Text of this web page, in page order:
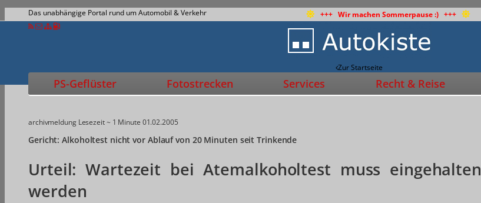
Das unabhängige Portal rund um Automobil & Verkehr +++ Wir machen Sommerpause :) +++
Zur Startseite
PS-Geflüster Fotostrecken Services Recht & Reise
archivmeldung Lesezeit ~ 1 Minute 01.02.2005
Gericht: Alkoholtest nicht vor Ablauf von 20 Minuten seit Trinkende
Urteil: Wartezeit bei Atemalkoholtest muss eingehalten
werden